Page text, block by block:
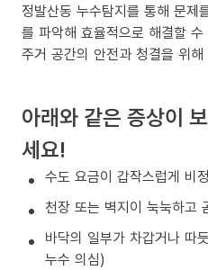
정발산동 누수탐지를 통해 문제
를 파악해 효율적으로 해결할 수
주거 공간의 안전과 청결을 위
아래와 같은 증상이
세요!
수도 요금이 갑작스럽게 비
천장 또는 벽지이 눅눅하고
바닥의 일부가 차갑거나 따
누수 의심)